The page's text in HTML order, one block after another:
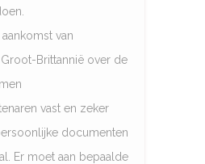
van
Brittannië over de
vast en zeker
documenten
Er moet aan bepaalde